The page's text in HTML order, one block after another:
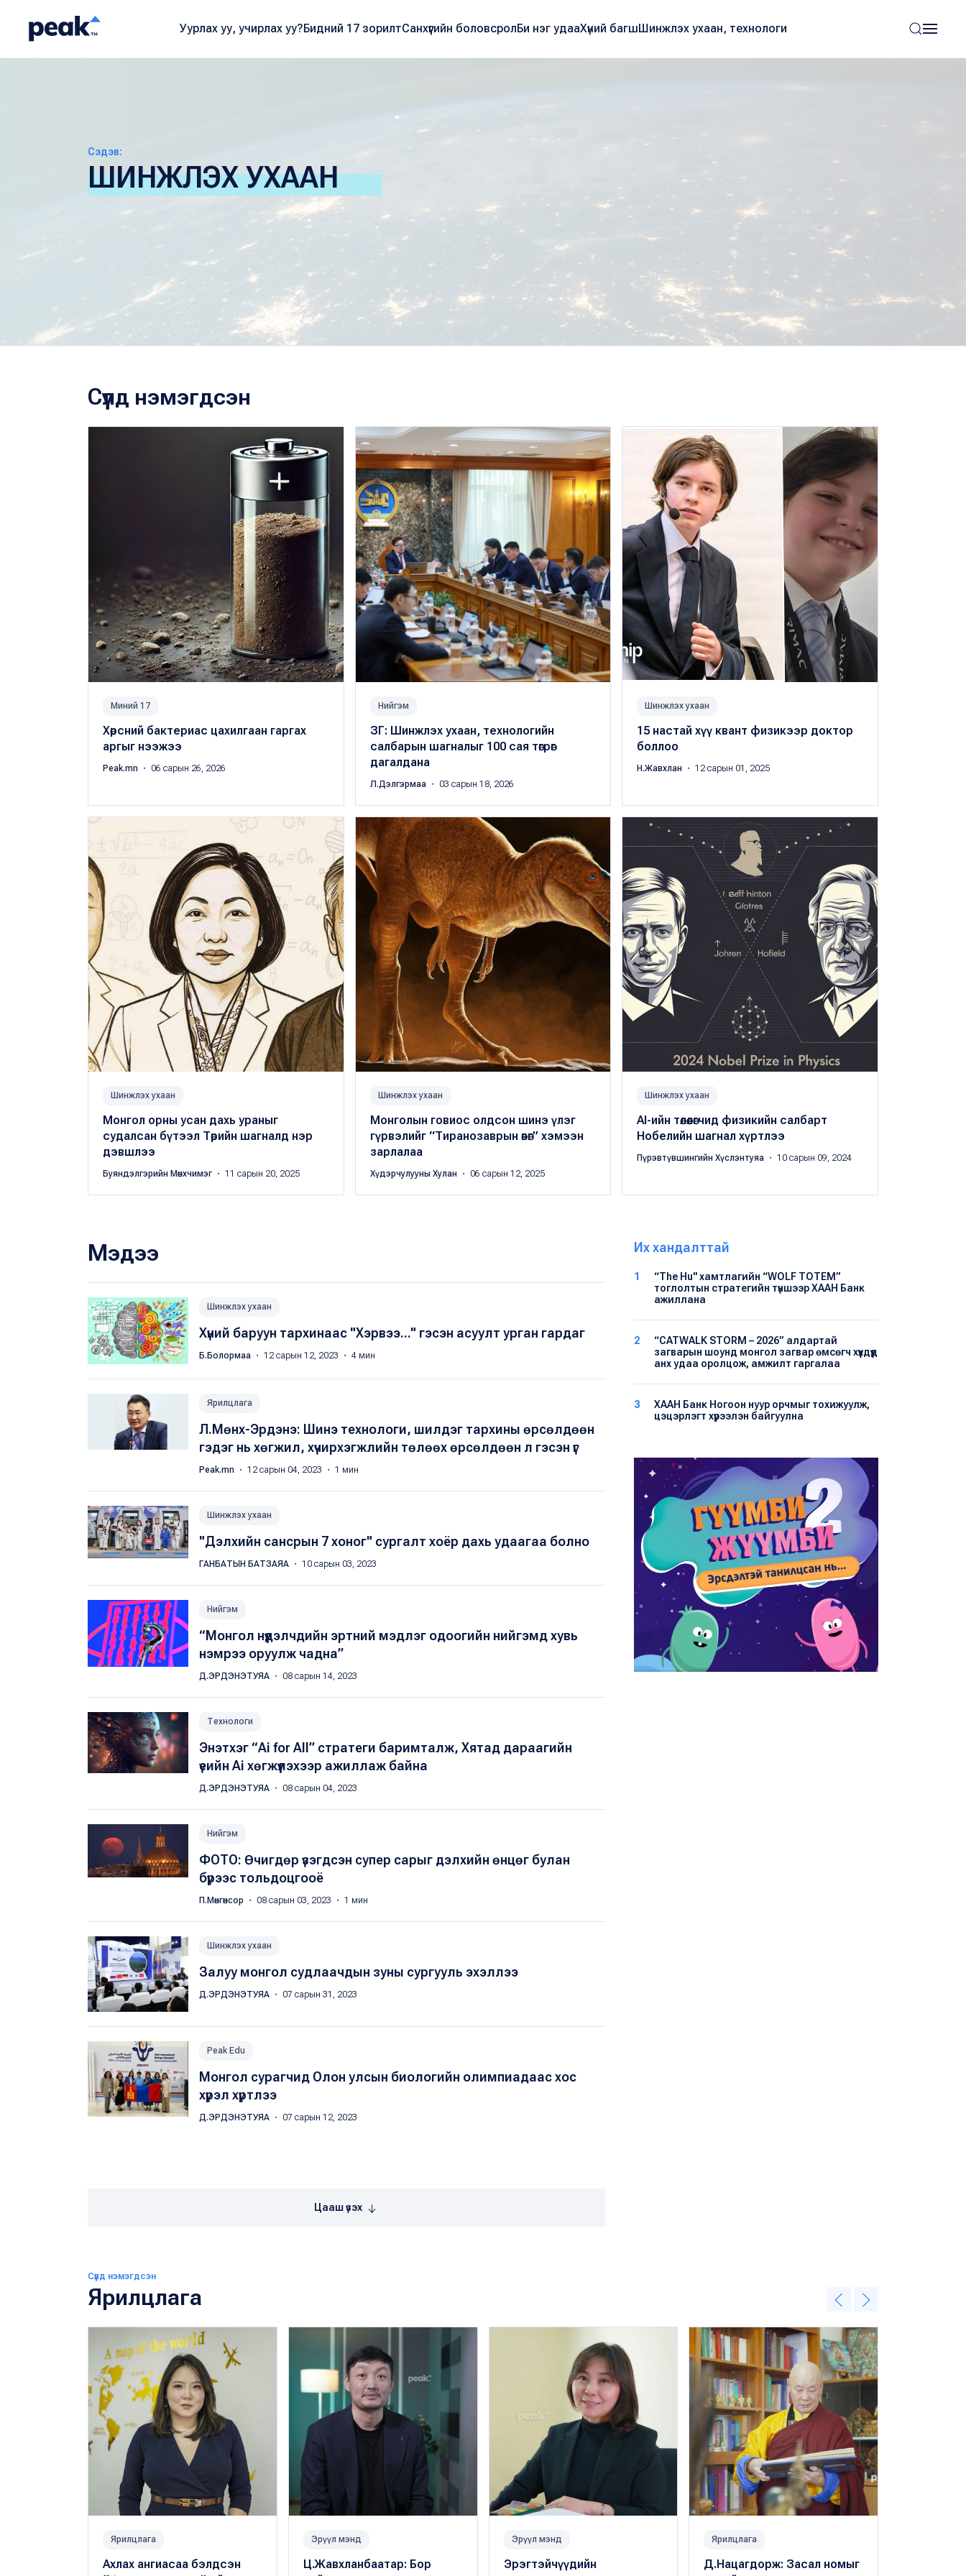
Уурлах уу, учирлах уу?Бидний 17 зорилтСанхүүгийн боловсролБи нэг удааХүний багшШинжлэх ухаан, технологи
Сэдэв:
ШИНЖЛЭХ УХААН
Сүүлд нэмэгдсэн
Миний 17
Хөрсний бактериас цахилгаан гаргах
аргыг нээжээ
Peak.mn ・ 06 сарын 26, 2026
Нийгэм
ЗГ: Шинжлэх ухаан, технологийн
салбарын шагналыг 100 сая төгрөг
дагалдана
Л.Дэлгэрмаа ・ 03 сарын 18, 2026
Шинжлэх ухаан
15 настай хүү квант физикээр доктор
боллоо
Н.Жавхлан ・ 12 сарын 01, 2025
Шинжлэх ухаан
Монгол орны усан дахь ураныг
судалсан бүтээл Төрийн шагналд нэр
дэвшлээ
Буяндэлгэрийн Мөнхчимэг ・ 11 сарын 20, 2025
Шинжлэх ухаан
Монголын говиос олдсон шинэ үлэг
гүрвэлийг “Тиранозаврын өвөг” хэмээн
зарлалаа
Хүдэрчулууны Хулан ・ 06 сарын 12, 2025
Шинжлэх ухаан
AI-ийн төлөөлөгчид физикийн салбарт
Нобелийн шагнал хүртлээ
Пүрэвтүвшингийн Хүслэнтуяа ・ 10 сарын 09, 2024
Мэдээ
Шинжлэх ухаан
Хүний баруун тархинаас "Хэрвээ..." гэсэн асуулт урган гардаг
Б.Болормаа ・ 12 сарын 12, 2023 ・ 4 мин
Ярилцлага
Л.Мөнх-Эрдэнэ: Шинэ технологи, шилдэг тархины өрсөлдөөн
гэдэг нь хөгжил, хүчирхэгжлийн төлөөх өрсөлдөөн л гэсэн үг
Peak.mn ・ 12 сарын 04, 2023 ・ 1 мин
Шинжлэх ухаан
"Дэлхийн сансрын 7 хоног" сургалт хоёр дахь удаагаа болно
ГАНБАТЫН БАТЗАЯА ・ 10 сарын 03, 2023
Нийгэм
“Монгол нүүдэлчдийн эртний мэдлэг одоогийн нийгэмд хувь
нэмрээ оруулж чадна”
Д.ЭРДЭНЭТУЯА ・ 08 сарын 14, 2023
Технологи
Энэтхэг “Ai for All” стратеги баримталж, Хятад дараагийн
үеийн Ai хөгжүүлэхээр ажиллаж байна
Д.ЭРДЭНЭТУЯА ・ 08 сарын 04, 2023
Нийгэм
ФОТО: Өчигдөр үзэгдсэн супер сарыг дэлхийн өнцөг булан
бүрээс тольдоцгооё
П.Мөнгөнсор ・ 08 сарын 03, 2023 ・ 1 мин
Шинжлэх ухаан
Залуу монгол судлаачдын зуны сургууль эхэллээ
Д.ЭРДЭНЭТУЯА ・ 07 сарын 31, 2023
Peak Edu
Монгол сурагчид Олон улсын биологийн олимпиадаас хос
хүрэл хүртлээ
Д.ЭРДЭНЭТУЯА ・ 07 сарын 12, 2023
Цааш үзэх
Их хандалттай
1
“The Hu" хамтлагийн “WOLF TOTEM”
тоглолтын стратегийн түншээр ХААН Банк
ажиллана
2
“CATWALK STORM – 2026” алдартай
загварын шоунд монгол загвар өмсөгч хүүхдүүд
анх удаа оролцож, амжилт гаргалаа
3
ХААН Банк Ногоон нуур орчмыг тохижуулж,
цэцэрлэгт хүрээлэн байгуулна
Сүүлд нэмэгдсэн
Ярилцлага
Ярилцлага
Ахлах ангиасаа бэлдсэн
Эрүүл мэнд
Ц.Жавхланбаатар: Бор
Эрүүл мэнд
Эрэгтэйчүүдийн
Ярилцлага
Д.Нацагдорж: Засал номыг